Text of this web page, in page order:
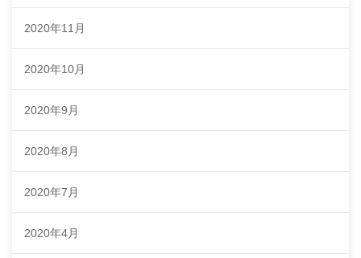
2020年11月
2020年10月
2020年9月
2020年8月
2020年7月
2020年4月